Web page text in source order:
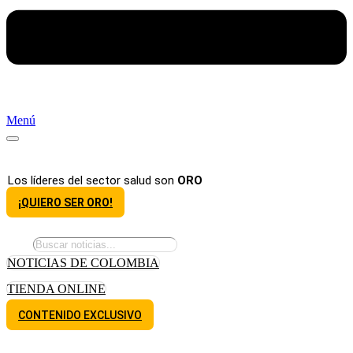
Menú
Los líderes del sector salud son ORO
¡QUIERO SER ORO!
NOTICIAS DE COLOMBIA
TIENDA ONLINE
CONTENIDO EXCLUSIVO